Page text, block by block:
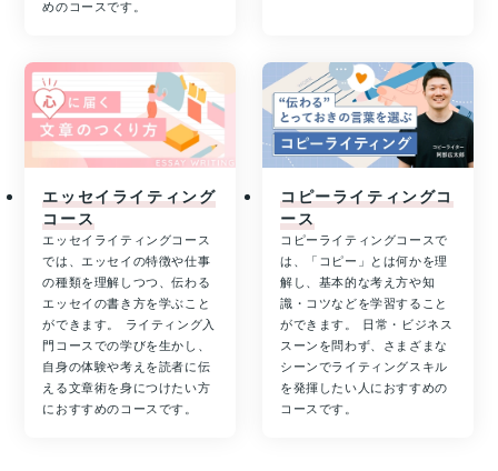
めのコースです。
エッセイライティング
コース
エッセイライティングコース
では、エッセイの特徴や仕事
の種類を理解しつつ、伝わる
エッセイの書き方を学ぶこと
ができます。 ライティング入
門コースでの学びを生かし、
自身の体験や考えを読者に伝
える文章術を身につけたい方
におすすめのコースです。
コピーライティングコ
ース
コピーライティングコースで
は、「コピー」とは何かを理
解し、基本的な考え方や知
識・コツなどを学習すること
ができます。 日常・ビジネス
スーンを問わず、さまざまな
シーンでライティングスキル
を発揮したい人におすすめの
コースです。